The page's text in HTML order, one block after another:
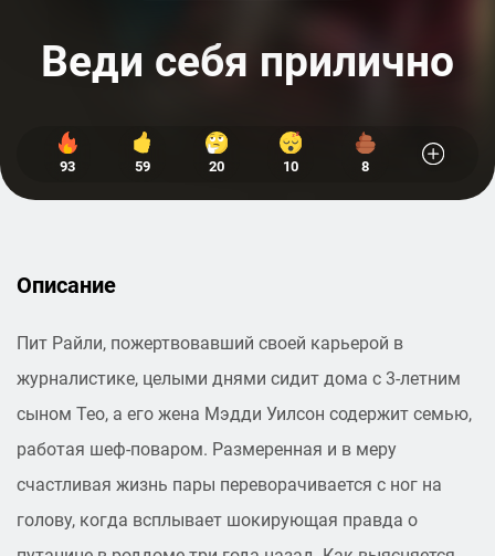
Веди себя прилично
93 59 20 10 8
Описание
Пит Райли, пожертвовавший своей карьерой в
журналистике, целыми днями сидит дома с 3-летним
сыном Тео, а его жена Мэдди Уилсон содержит семью,
работая шеф-поваром. Размеренная и в меру
счастливая жизнь пары переворачивается с ног на
голову, когда всплывает шокирующая правда о